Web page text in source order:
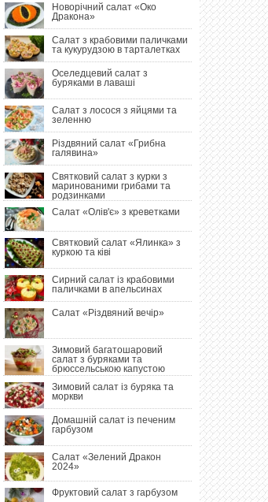
ІЗ ПЕЧЕНИМ ГАРБУЗОМ
2024»
Новорічний салат «Око
Дракона»
Салат з крабовими паличками
та кукурудзою в тарталетках
Оселедцевий салат з
буряками в лаваші
Салат з лосося з яйцями та
зеленню
Різдвяний салат «Грибна
галявина»
Святковий салат з курки з
маринованими грибами та
родзинками
Салат «Олів'є» з креветками
Святковий салат «Ялинка» з
куркою та ківі
Сирний салат із крабовими
паличками в апельсинах
Салат «Різдвяний вечір»
Зимовий багатошаровий
салат з буряками та
брюссельською капустою
Зимовий салат із буряка та
моркви
Домашній салат із печеним
гарбузом
Салат «Зелений Дракон
2024»
Фруктовий салат з гарбузом